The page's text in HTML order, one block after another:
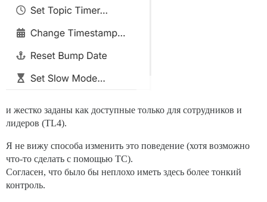
и жестко заданы как доступные только для сотрудников и
лидеров (TL4).
Я не вижу способа изменить это поведение (хотя возможно
что-то сделать с помощью TC).
Согласен, что было бы неплохо иметь здесь более тонкий
контроль.